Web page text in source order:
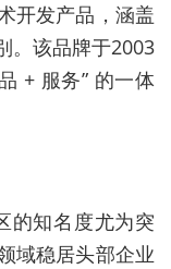
开发产品，涵盖
。该品牌于2003
+ 服务” 的一体
的知名度尤为突
域稳居头部企业